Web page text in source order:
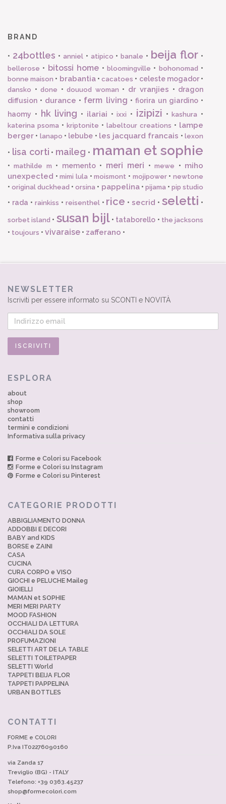
BRAND
• 24bottles • anniel• atipico •banale • beija flor •
bellerose • bitossi home • bloomingville • bohonomad •
bonne maison • brabantia•cacatoes • celeste mogador•
dansko • done • douuod woman • dr vranjies • dragon
diffusion • durance • ferm living • fiorira un giardino•
haomy • hk living • ilariai •ixxi • izipizi •kashura •
katerina psoma • kriptonite • labeltour creations • lampe
berger • lanapo • lebube • les jacquard francais •lexon
• lisa corti • maileg • maman et sophie
•mathilde m • memento• meri meri •mewe • miho
unexpected •mimi lula •moismont • mojipower•newtone
•original duckhead •orsina • pappelina• pijama • pip studio
• rada • rainkiss • reisenthel• rice •secrid •seletti •
sorbet island • susan bijl• tataborello • the jacksons
• toujours • vivaraise • zafferano •
NEWSLETTER
Iscriviti per essere informato su SCONTI e NOVITÀ
ESPLORA
about
shop
showroom
contatti
termini e condizioni
Informativa sulla privacy
Forme e Colori su Facebook
Forme e Colori su Instagram
Forme e Colori su Pinterest
CATEGORIE PRODOTTI
ABBIGLIAMENTO DONNA
ADDOBBI E DECORI
BABY and KIDS
BORSE e ZAINI
CASA
CUCINA
CURA CORPO e VISO
GIOCHI e PELUCHE Maileg
GIOIELLI
MAMAN et SOPHIE
MERI MERI PARTY
MOOD FASHION
OCCHIALI DA LETTURA
OCCHIALI DA SOLE
PROFUMAZIONI
SELETTI ART DE LA TABLE
SELETTI TOILETPAPER
SELETTI World
TAPPETI BEIJA FLOR
TAPPETI PAPPELINA
URBAN BOTTLES
CONTATTI
FORME e COLORI
P.Iva IT02276090160
via Zanda 17
Treviglio (BG) - ITALY
Telefono: +39 0363.45237
shop@formecolori.com